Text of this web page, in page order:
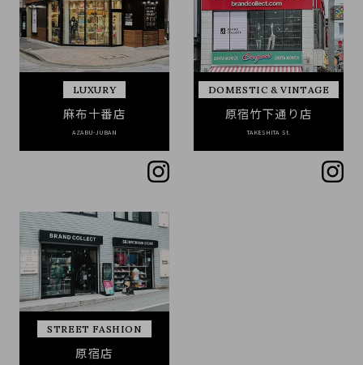
LUXURY
麻布十番店
AZABU-JUBAN
DOMESTIC & VINTAGE
原宿竹下通り店
TAKESHITA St.
STREET FASHION
原宿店